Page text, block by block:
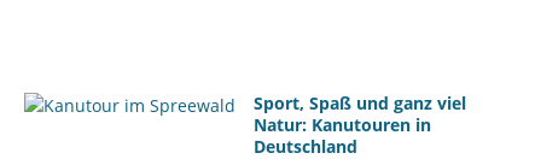
Sport, Spaß und ganz viel
Natur: Kanutouren in
Deutschland